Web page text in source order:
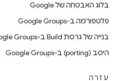
בלוג האבטחה של Google
פלטפורמה ב-Google Groups
בנייה של גרסת Build ב-Google Groups
היסב (porting) ב-Google Groups
עזרה